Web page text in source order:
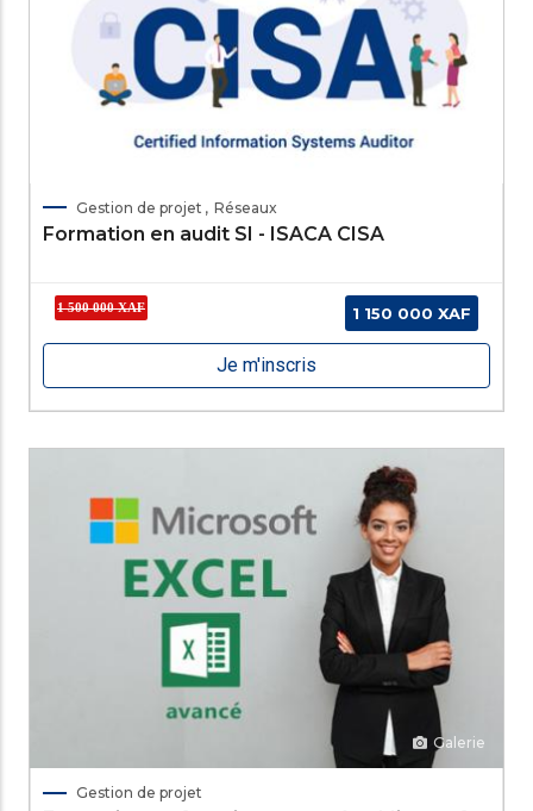
Gestion de projet Réseaux
Formation en audit SI - ISACA CISA
1 500 000 XAF 1 150 000 XAF
Je m'inscris
Galerie
Gestion de projet